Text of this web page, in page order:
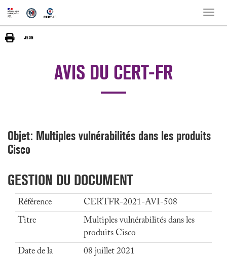
Toggle
AVIS DU CERT-FR
Objet: Multiples vulnérabilités dans les produits
Cisco
GESTION DU DOCUMENT
Référence
CERTFR-2021-AVI-508
Titre
Multiples vulnérabilités dans les
produits Cisco
Date de la
08 juillet 2021